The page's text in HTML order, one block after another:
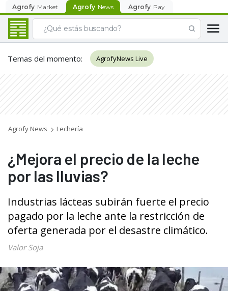
Agrofy Market Agrofy News Agrofy Pay
Temas del momento: AgrofyNews Live
Agrofy News Lechería
¿Mejora el precio de la leche
por las lluvias?
Industrias lácteas subirán fuerte el precio
pagado por la leche ante la restricción de
oferta generada por el desastre climático.
Valor Soja